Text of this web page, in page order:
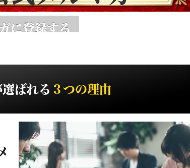
に登録する
ばれる ３つの理由